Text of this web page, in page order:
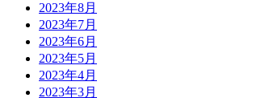
2023年8月
2023年7月
2023年6月
2023年5月
2023年4月
2023年3月